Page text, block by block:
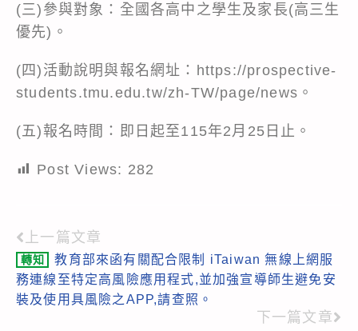
(三)參與對象：全國各高中之學生及家長(高三生
優先)。
(四)活動說明與報名網址：https://prospective-
students.tmu.edu.tw/zh-TW/page/news。
(五)報名時間：即日起至115年2月25日止。
Post Views: 282
Read
more
articles
上一篇文章
轉知
教育部來函有關配合限制 iTaiwan 無線上網服
務連線至特定高風險應用程式,並加強宣導師生避免安
裝及使用具風險之APP,請查照。
下一篇文章